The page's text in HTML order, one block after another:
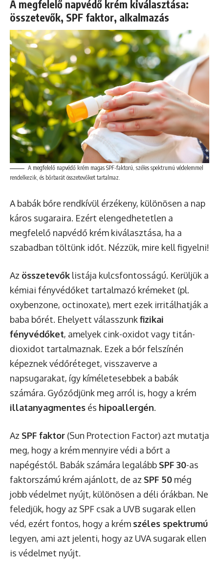
A megfelelő napvédő krém kiválasztása:
összetevők, SPF faktor, alkalmazás
A megfelelő napvédő krém magas SPF-faktorú, széles spektrumú védelemmel
rendelkezik, és bőrbarát összetevőket tartalmaz.
A babák bőre rendkívül érzékeny, különösen a nap
káros sugaraira. Ezért elengedhetetlen a
megfelelő napvédő krém kiválasztása, ha a
szabadban töltünk időt. Nézzük, mire kell figyelni!
Az összetevők listája kulcsfontosságú. Kerüljük a
kémiai fényvédőket tartalmazó krémeket (pl.
oxybenzone, octinoxate), mert ezek irritálhatják a
baba bőrét. Ehelyett válasszunkfizikai
fényvédőket, amelyek cink-oxidot vagy titán-
dioxidot tartalmaznak. Ezek a bőr felszínén
képeznek védőréteget, visszaverve a
napsugarakat, így kíméletesebbek a babák
számára. Győződjünk meg arról is, hogy a krém
illatanyagmentes és hipoallergén.
Az SPF faktor (Sun Protection Factor) azt mutatja
meg, hogy a krém mennyire védi a bőrt a
napégéstől. Babák számára legalább SPF 30-as
faktorszámú krém ajánlott, de az SPF 50 még
jobb védelmet nyújt, különösen a déli órákban. Ne
feledjük, hogy az SPF csak a UVB sugarak ellen
véd, ezért fontos, hogy a krém széles spektrumú
legyen, ami azt jelenti, hogy az UVA sugarak ellen
is védelmet nyújt.